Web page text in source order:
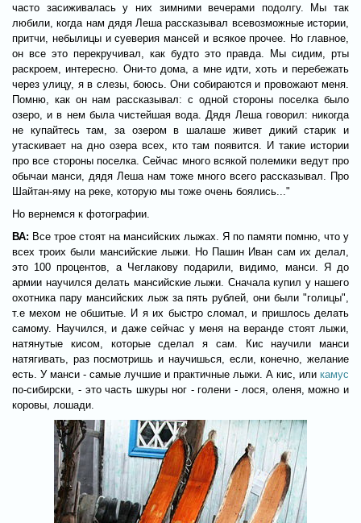
часто засиживалась у них зимними вечерами подолгу. Мы так
любили, когда нам дядя Леша рассказывал всевозможные истории,
притчи, небылицы и суеверия мансей и всякое прочее. Но главное,
он все это перекручивал, как будто это правда. Мы сидим, рты
раскроем, интересно. Они-то дома, а мне идти, хоть и перебежать
через улицу, я в слезы, боюсь. Они собираются и провожают меня.
Помню, как он нам рассказывал: с одной стороны поселка было
озеро, и в нем была чистейшая вода. Дядя Леша говорил: никогда
не купайтесь там, за озером в шалаше живет дикий старик и
утаскивает на дно озера всех, кто там появится. И такие истории
про все стороны поселка. Сейчас много всякой полемики ведут про
обычаи манси, дядя Леша нам тоже много всего рассказывал. Про
Шайтан-яму на реке, которую мы тоже очень боялись..."
Но вернемся к фотографии.
ВА: Все трое стоят на мансийских лыжах. Я по памяти помню, что у
всех троих были мансийские лыжи. Но Пашин Иван сам их делал,
это 100 процентов, а Чеглакову подарили, видимо, манси. Я до
армии научился делать мансийские лыжи. Сначала купил у нашего
охотника пару мансийских лыж за пять рублей, они были "голицы",
т.е мехом не обшитые. И я их быстро сломал, и пришлось делать
самому. Научился, и даже сейчас у меня на веранде стоят лыжи,
натянутые кисом, которые сделал я сам. Кис научили манси
натягивать, раз посмотришь и научишься, если, конечно, желание
есть. У манси - самые лучшие и практичные лыжи. А кис, или камус
по-сибирски, - это часть шкуры ног - голени - лося, оленя, можно и
коровы, лошади.